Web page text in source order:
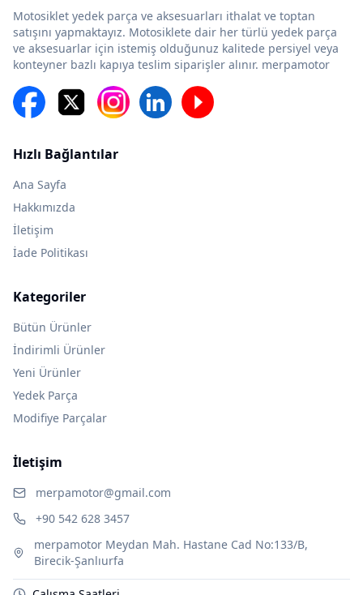
Motosiklet yedek parça ve aksesuarları ithalat ve toptan
satışını yapmaktayız. Motosiklete dair her türlü yedek parça
ve aksesuarlar için istemiş olduğunuz kalitede persiyel veya
konteyner bazlı kapıya teslim siparişler alınır. merpamotor
Hızlı Bağlantılar
Ana Sayfa
Hakkımızda
İletişim
İade Politikası
Kategoriler
Bütün Ürünler
İndirimli Ürünler
Yeni Ürünler
Yedek Parça
Modifiye Parçalar
İletişim
merpamotor@gmail.com
+90 542 628 3457
merpamotor Meydan Mah. Hastane Cad No:133/B,
Birecik-Şanlıurfa